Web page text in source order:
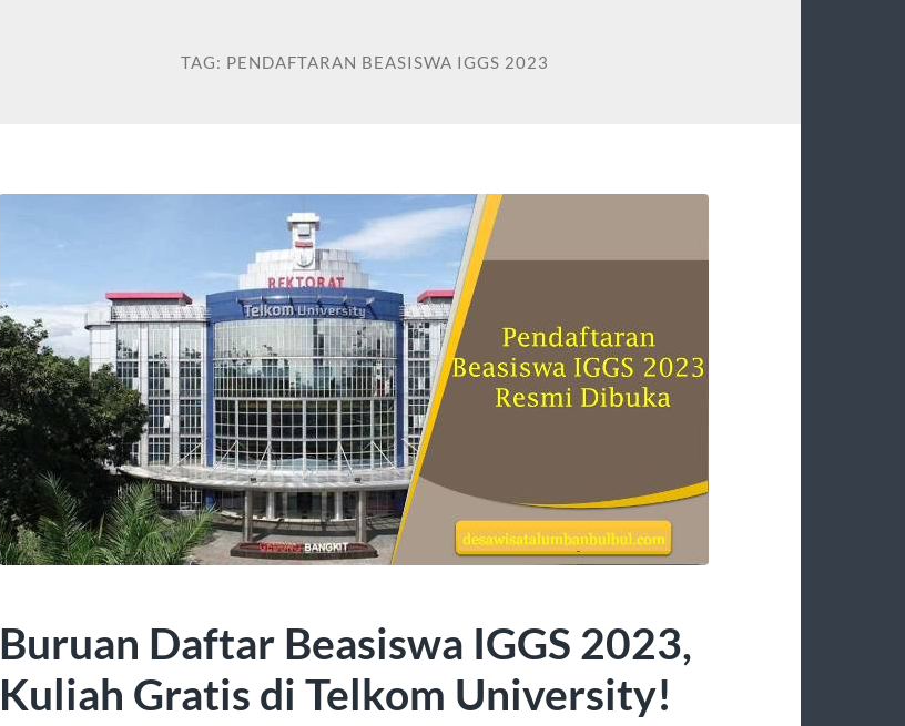
TAG: PENDAFTARAN BEASISWA IGGS 2023
Buruan Daftar Beasiswa IGGS 2023,
Kuliah Gratis di Telkom University!